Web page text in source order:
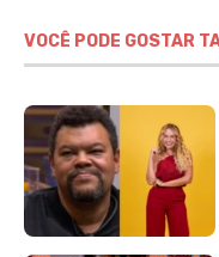
VOCÊ PODE GOSTAR